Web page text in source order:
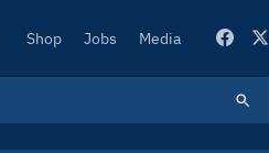
Secondary
Shop Jobs Media